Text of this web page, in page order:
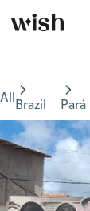
AllBrazil Pará